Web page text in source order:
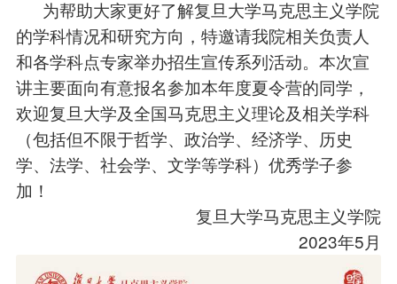
为帮助大家更好了解复旦大学马克思主义学院
的学科情况和研究方向，特邀请我院相关负责人
和各学科点专家举办招生宣传系列活动。本次宣
讲主要面向有意报名参加本年度夏令营的同学，
欢迎复旦大学及全国马克思主义理论及相关学科
（包括但不限于哲学、政治学、经济学、历史
学、法学、社会学、文学等学科）优秀学子参
加！
复旦大学马克思主义学院
2023年5月